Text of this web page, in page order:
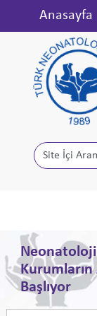
Anasayfa
Neonatoloji
Başlıyor